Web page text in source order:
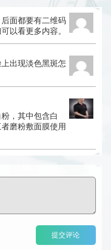
面都要有二维码
以看更多内容。
出现淡色黑斑怎
，其中包含白
磨粉敷面膜使用
提交评论